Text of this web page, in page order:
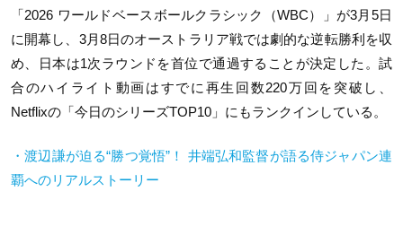
「2026 ワールドベースボールクラシック（WBC）」が3月5日
に開幕し、3月8日のオーストラリア戦では劇的な逆転勝利を収
め、日本は1次ラウンドを首位で通過することが決定した。試
合のハイライト動画はすでに再生回数220万回を突破し、
Netflixの「今日のシリーズTOP10」にもランクインしている。
・渡辺謙が迫る“勝つ覚悟”！ 井端弘和監督が語る侍ジャパン連
覇へのリアルストーリー